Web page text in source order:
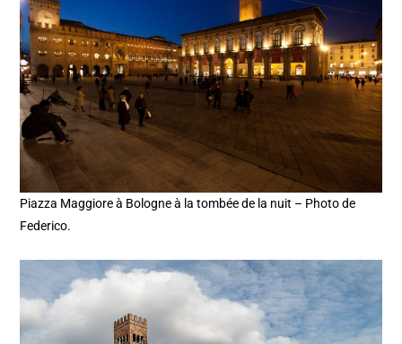
Piazza Maggiore à Bologne à la tombée de la nuit – Photo de
Federico.